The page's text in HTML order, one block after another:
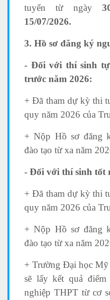
tuyển từ ngày
15/07/2026.
3. Hồ sơ đăng ký
- Đối với thí sinh
trước năm 2026:
+ Đã tham dự kỳ thi
quy năm 2026 của
+ Nộp Hồ sơ đăng
đào tạo từ xa năm
- Đối với thí sinh tốt
+ Đã tham dự kỳ thi
quy năm 2026 của
+ Nộp Hồ sơ đăng
đào tạo từ xa năm
+ Trường Đại học
sẽ lấy kết quả
nghiệp THPT từ cơ